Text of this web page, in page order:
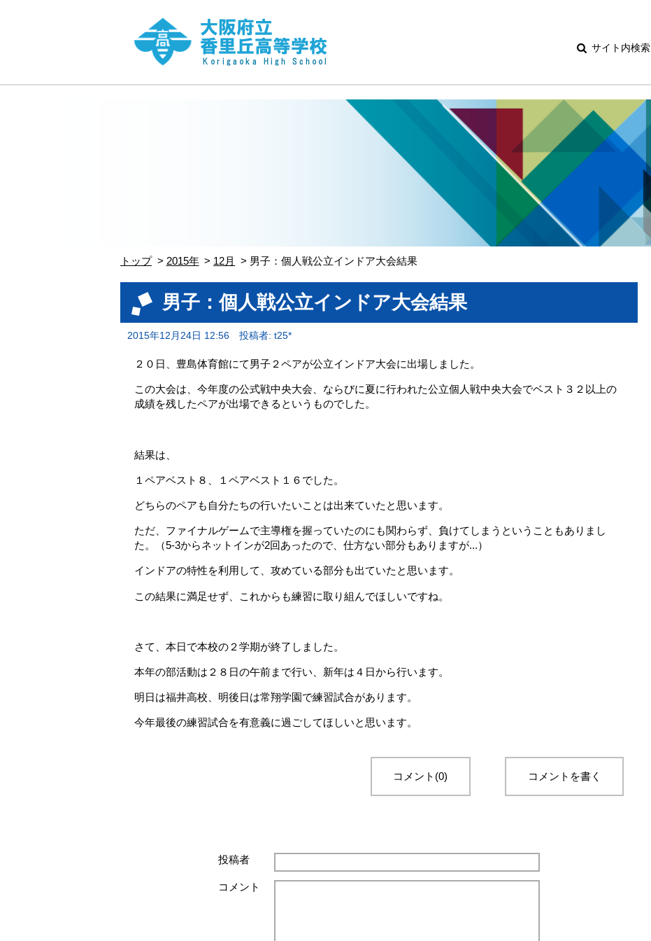
サイト内検索
トップ 2015年 12月 男子：個人戦公立インドア大会結果
男子：個人戦公立インドア大会結果
2015年12月24日 12:56 投稿者: t25*
２０日、豊島体育館にて男子２ペアが公立インドア大会に出場しました。
この大会は、今年度の公式戦中央大会、ならびに夏に行われた公立個人戦中央大会でベスト３２以上の
成績を残したペアが出場できるというものでした。
結果は、
１ペアベスト８、１ペアベスト１６でした。
どちらのペアも自分たちの行いたいことは出来ていたと思います。
ただ、ファイナルゲームで主導権を握っていたのにも関わらず、負けてしまうということもありまし
た。（5‐3からネットインが2回あったので、仕方ない部分もありますが...）
インドアの特性を利用して、攻めている部分も出ていたと思います。
この結果に満足せず、これからも練習に取り組んでほしいですね。
さて、本日で本校の２学期が終了しました。
本年の部活動は２８日の午前まで行い、新年は４日から行います。
明日は福井高校、明後日は常翔学園で練習試合があります。
今年最後の練習試合を有意義に過ごしてほしいと思います。
コメント(0) コメントを書く
投稿者
コメント